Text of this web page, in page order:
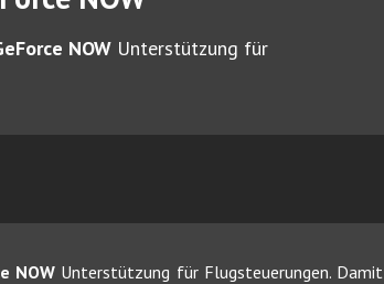
NOW Unterstützung für
NOW Unterstützung für Flugsteuerungen. Damit